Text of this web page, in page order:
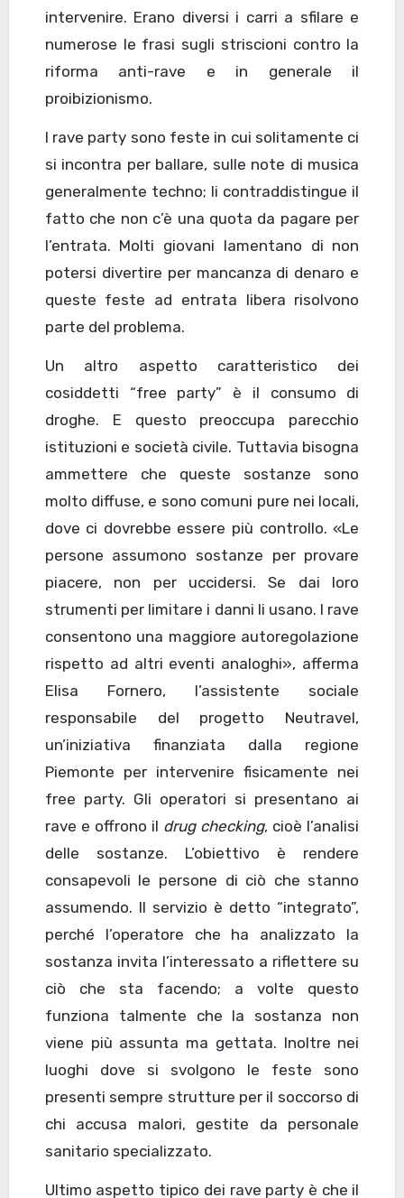
intervenire. Erano diversi i carri a sfilare e
numerose le frasi sugli striscioni contro la
riforma anti-rave e in generale il
proibizionismo.
I rave party sono feste in cui solitamente ci
si incontra per ballare, sulle note di musica
generalmente techno; li contraddistingue il
fatto che non c’è una quota da pagare per
l’entrata. Molti giovani lamentano di non
potersi divertire per mancanza di denaro e
queste feste ad entrata libera risolvono
parte del problema.
Un altro aspetto caratteristico dei
cosiddetti “free party” è il consumo di
droghe. E questo preoccupa parecchio
istituzioni e società civile. Tuttavia bisogna
ammettere che queste sostanze sono
molto diffuse, e sono comuni pure nei locali,
dove ci dovrebbe essere più controllo. «Le
persone assumono sostanze per provare
piacere, non per uccidersi. Se dai loro
strumenti per limitare i danni li usano. I rave
consentono una maggiore autoregolazione
rispetto ad altri eventi analoghi», afferma
Elisa Fornero, l’assistente sociale
responsabile del progetto Neutravel,
un’iniziativa finanziata dalla regione
Piemonte per intervenire fisicamente nei
free party. Gli operatori si presentano ai
rave e offrono il drug checking, cioè l’analisi
delle sostanze. L’obiettivo è rendere
consapevoli le persone di ciò che stanno
assumendo. Il servizio è detto “integrato”,
perché l’operatore che ha analizzato la
sostanza invita l’interessato a riflettere su
ciò che sta facendo; a volte questo
funziona talmente che la sostanza non
viene più assunta ma gettata. Inoltre nei
luoghi dove si svolgono le feste sono
presenti sempre strutture per il soccorso di
chi accusa malori, gestite da personale
sanitario specializzato.
Ultimo aspetto tipico dei rave party è che il